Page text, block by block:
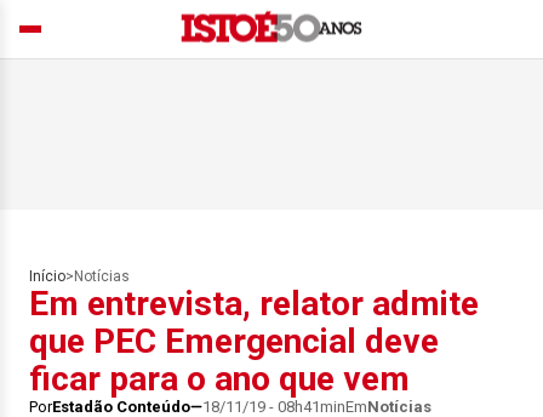
Início> Notícias
Em entrevista, relator admite
que PEC Emergencial deve
ficar para o ano que vem
PorEstadão Conteúdo 18/11/19 - 08h41minEmNotícias